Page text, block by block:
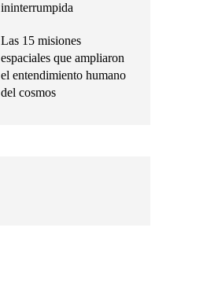
ininterrumpida
Las 15 misiones
espaciales que ampliaron
el entendimiento humano
del cosmos